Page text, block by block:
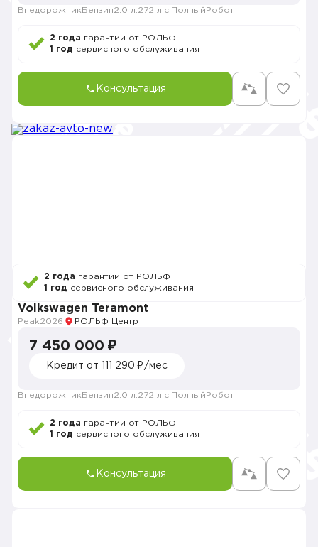
Внедорожник Бензин2.0 л. 272 л.с. Полный Робот
2 года гарантии от РОЛЬФ
1 год сервисного обслуживания
Консультация
2 года гарантии от РОЛЬФ
1 год сервисного обслуживания
Volkswagen Teramont
Peak2026 РОЛЬФ Центр
7 450 000 ₽
Кредит от 111 290 ₽/мес
Внедорожник Бензин2.0 л. 272 л.с. Полный Робот
2 года гарантии от РОЛЬФ
1 год сервисного обслуживания
Консультация